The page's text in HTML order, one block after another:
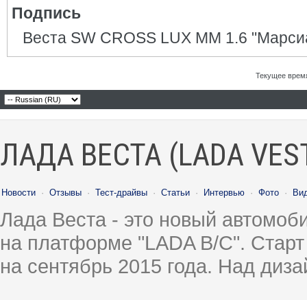
Подпись
Веста SW CROSS LUX MM 1.6
Текущее
ЛАДА ВЕСТА (LADA
Новости · Отзывы · Тест-драйвы · Статьи · Интервью · Фото ·
Лада Веста - это новый
на платформе "LADA B/C".
на сентябрь 2015 года. Над